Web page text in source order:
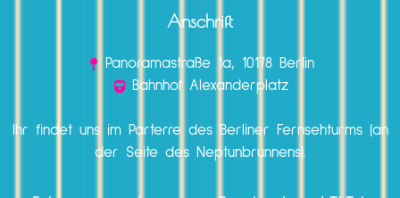
Anschrift
Panoramastraße 1a, 10178 Berlin
Bahnhof Alexanderplatz
Ihr findet uns im Parterre des Berliner Fernsehturms (an
der Seite des Neptunbrunnens).